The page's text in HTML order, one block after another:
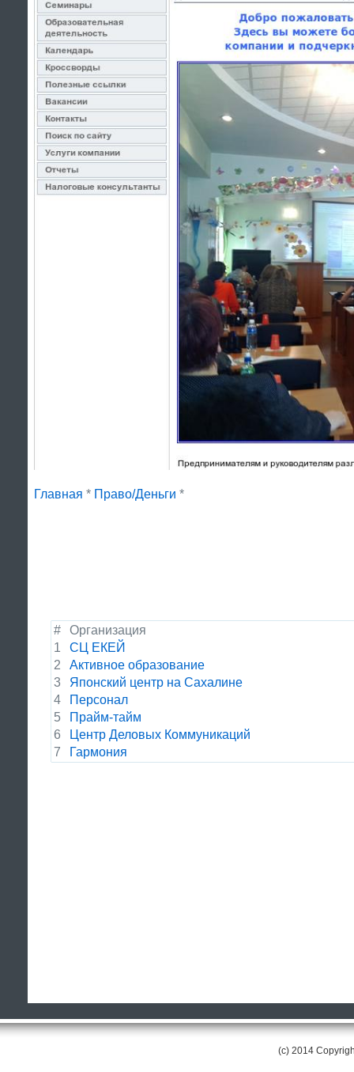
Главная * Право/Деньги *
#
Организация
1
СЦ ЕКЕЙ
2
Активное образование
3
Японский центр на Сахалине
4
Персонал
5
Прайм-тайм
6
Центр Деловых Коммуникаций
7
Гармония
(c) 2014